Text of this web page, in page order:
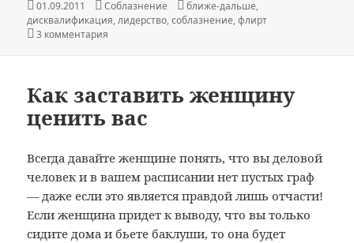
Опубликовано
01.09.2011 Рубрики
Соблазнение Метки
ближе-дальше,
дисквалификация,лидерство,соблазнение,флирт
3 комментария
Как заставить женщину
ценить вас
Всегда давайте женщине понять, что вы деловой
человек и в вашем расписании нет пустых граф
— даже если это является правдой лишь отчасти!
Если женщина придет к выводу, что вы только
сидите дома и бьете баклуши, то она будет